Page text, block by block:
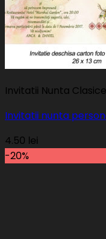
Invitatii Nunta Clasice
Invitatii nunta
4.50 lei
-20%